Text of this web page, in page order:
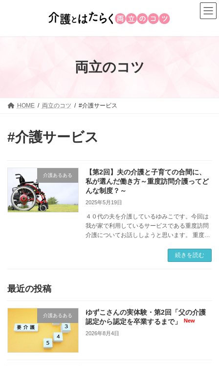
両立のコツ
HOME 両立のコツ #介護サービス
#介護サービス
介護あるある
【第2回】夫の介護と子育ての合間に、
私が選んだ働き方～重度訪問介護ってど
んな制度？～
2025年5月19日
４０代の夫を介護しているゆみこです。今回は
我が家で利用しているサービスである重度訪問
介護についてお話ししようと思います。 重度訪
者に対するサービスである介護保険制度の他
続きを読む
最近の投稿
介護あるある
ゆずこさんの実体験・第2回「父の介護
認定から認定を卒業するまで」
2026年8月4日